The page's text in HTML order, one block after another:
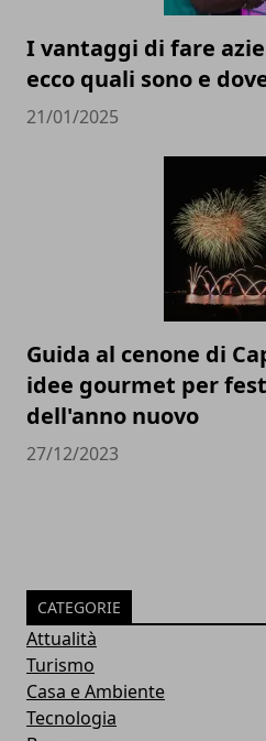
I vantaggi di fare
ecco quali sono e
21/01/2025
Guida al cenone di
idee gourmet per
dell'anno nuovo
27/12/2023
CATEGORIE
Attualità
Turismo
Casa e Ambiente
Tecnologia